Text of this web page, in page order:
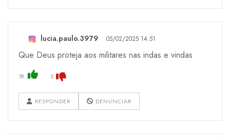
lucia.paulo.3979 05/02/2025 14:51
Que Deus proteja aos militares nas indas e vindas
18 2
RESPONDER DENUNCIAR